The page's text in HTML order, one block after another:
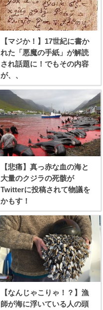
【マジか！】17世紀に書か
れた「悪魔の手紙」が解読
され話題に！でもその内容
が、、
【悲痛】真っ赤な血の海と
大量のクジラの死骸が
Twitterに投稿されて物議を
かもす！
【なんじゃこりゃ！？】漁
師が海に浮いている人の頭